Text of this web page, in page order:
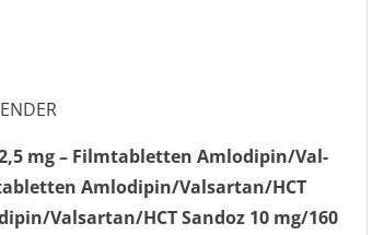
mg – Filmtabletten Amlodipin/Val­
Amlodipin/Val­sartan/HCT
Val­sartan/HCT Sandoz 10 mg/160